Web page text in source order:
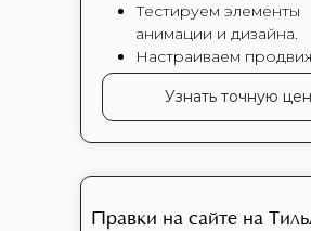
Тестируем элементы
анимации и дизайна.
Настраиваем
Узнать точную
Правки на сайте на